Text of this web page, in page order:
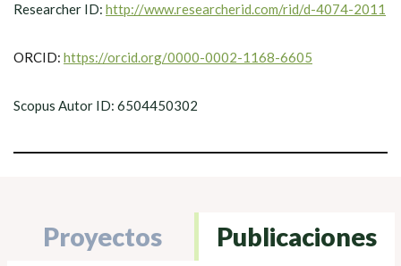
Researcher ID: http://www.researcherid.com/rid/d-4074-2011
ORCID: https://orcid.org/0000-0002-1168-6605
Scopus Autor ID: 6504450302
Proyectos Publicaciones